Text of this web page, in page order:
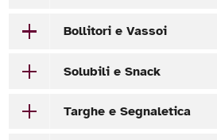
Bollitori e Vassoi
Solubili e Snack
Targhe e Segnaletica